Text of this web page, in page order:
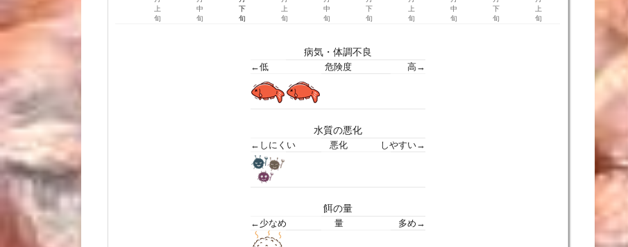
上
旬
中
旬
下
旬
上
旬
中
旬
下
旬
上
旬
中
旬
下
旬
上
旬
病気・体調不良
←低 危険度 高→
水質の悪化
←しにくい 悪化 しやすい→
餌の量
←少なめ 量 多め→